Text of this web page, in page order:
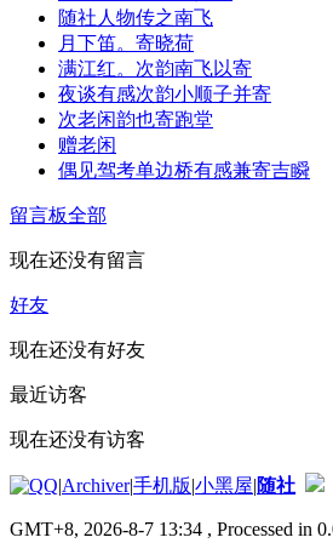
随社人物传之南飞
月下笛。寄晓荷
满江红。次韵南飞以寄
夜谈有感次韵小顺子并寄
次老闲韵也寄跑堂
赠老闲
偶见驾考单边桥有感兼寄吉瞬
留言板全部
现在还没有留言
好友
现在还没有好友
最近访客
现在还没有访客
|Archiver|手机版|小黑屋|随社
GMT+8, 2026-8-7 13:34 , Processed in